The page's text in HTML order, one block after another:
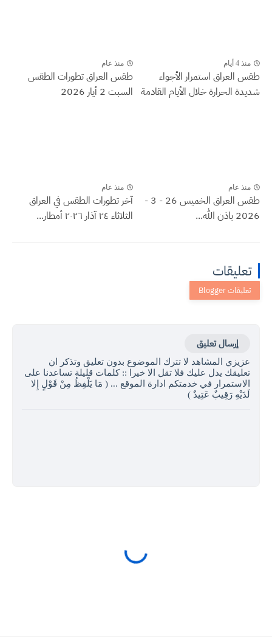
منذ 4 أيام
طقس العراق ‏استمرار الأجواء
شديدة الحرارة خلال الأيام القادمة
منذ عام
طقس العراق تطورات الطقس
السبت 2 أيار 2026
منذ عام
طقس العراق الخميس 26 - 3 -
2026 باذن الله...
منذ عام
آخر تطورات الطقس في العراق
الثلاثاء ٢٤ آذار ٢٠٢٦ أمطار...
تعليقات
إرسال تعليق
عزيزي المشاهد لا تترك الموضوع بدون تعليق وتذكر ان
تعليقك يدل عليك فلا تقل الا خيرا :: كلمات قليلة تساعدنا على
الاستمرار في خدمتكم ادارة الموقع ... ( مَا يَلْفِظُ مِنْ قَوْلٍ إِلا
لَدَيْهِ رَقِيبٌ عَتِيدٌ )